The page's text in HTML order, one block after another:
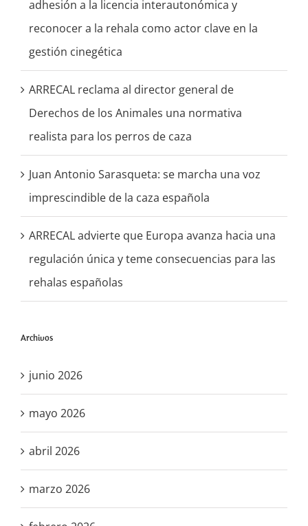
adhesión a la licencia interautonómica y
reconocer a la rehala como actor clave en la
gestión cinegética
ARRECAL reclama al director general de
Derechos de los Animales una normativa
realista para los perros de caza
Juan Antonio Sarasqueta: se marcha una voz
imprescindible de la caza española
ARRECAL advierte que Europa avanza hacia una
regulación única y teme consecuencias para las
rehalas españolas
Archivos
junio 2026
mayo 2026
abril 2026
marzo 2026